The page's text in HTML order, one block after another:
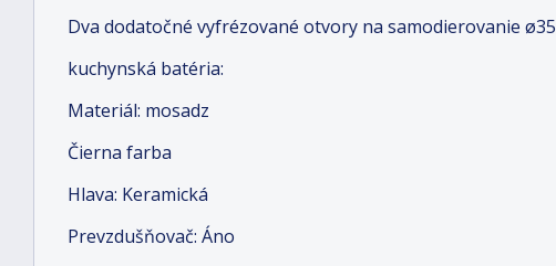
Dva dodatočné vyfrézované otvory na samodierovanie ø35
kuchynská batéria:
Materiál: mosadz
Čierna farba
Hlava: Keramická
Prevzdušňovač: Áno